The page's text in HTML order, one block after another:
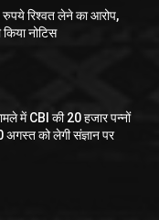
रिश्वत लेने का आरोप,
नोटिस
में CBI की 20 हजार पन्नों
अगस्त को लेगी संज्ञान पर